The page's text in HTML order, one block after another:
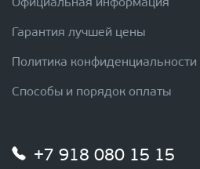
Официальная информация
Гарантия лучшей цены
Политика конфиденциальности
Способы и порядок оплаты
+7 918 080 15 15